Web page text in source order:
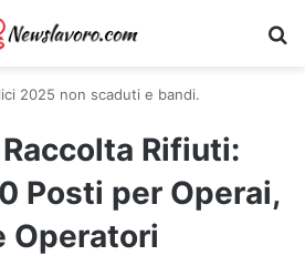
2025 non scaduti e bandi.
Rifiuti:
Posti per Operai,
Operatori